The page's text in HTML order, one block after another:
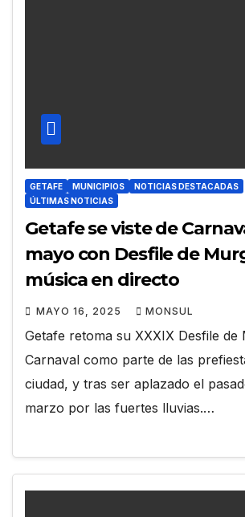
GETAFE MUNICIPIOS
NOTICIAS DESTACADAS
ÚLTIMAS NOTICIAS
Getafe se viste de
mayo con Desfile de
música en directo
MAYO 16, 2025 MONSUL
Getafe retoma su XXXIX Desfile de
Carnaval como parte de las
ciudad, y tras ser aplazado el
marzo por las fuertes lluvias.…